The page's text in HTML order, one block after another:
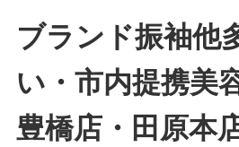
ブランド振袖他
い・市内提携美
豊橋店・田原本